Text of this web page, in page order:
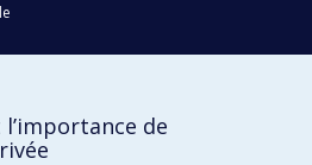
l’importance de